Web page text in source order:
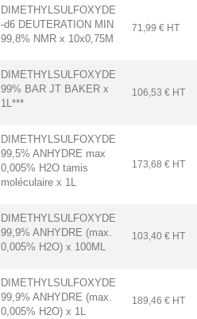
DIMETHYLSULFOXYDE
-d6 DEUTERATION MIN
99,8% NMR x 10x0,75M
71,99 € HT
DIMETHYLSULFOXYDE
99% BAR JT BAKER x
1L***
106,53 € HT
DIMETHYLSULFOXYDE
99,5% ANHYDRE max
0,005% H2O tamis
moléculaire x 1L
173,68 € HT
DIMETHYLSULFOXYDE
99,9% ANHYDRE (max.
0,005% H2O) x 100ML
103,40 € HT
DIMETHYLSULFOXYDE
99,9% ANHYDRE (max.
0,005% H2O) x 1L
189,46 € HT